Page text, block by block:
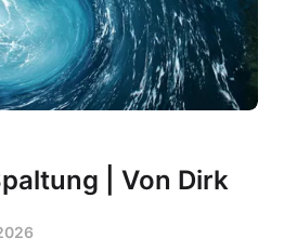
| Von Dirk